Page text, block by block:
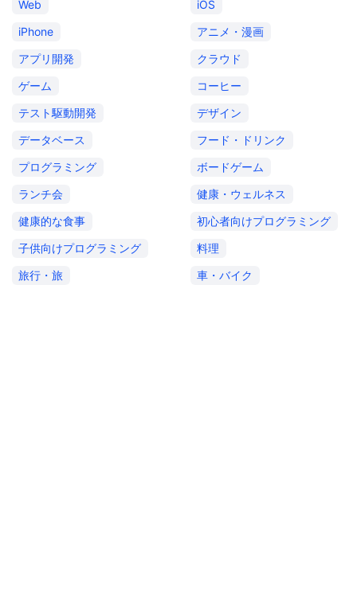
Web
iOS
iPhone
アニメ・漫画
アプリ開発
クラウド
ゲーム
コーヒー
テスト駆動開発
デザイン
データベース
フード・ドリンク
プログラミング
ボードゲーム
ランチ会
健康・ウェルネス
健康的な食事
初心者向けプログラミング
子供向けプログラミング
料理
旅行・旅
車・バイク